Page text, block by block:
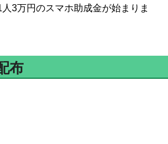
人3万円のスマホ助成金が始まりま
布